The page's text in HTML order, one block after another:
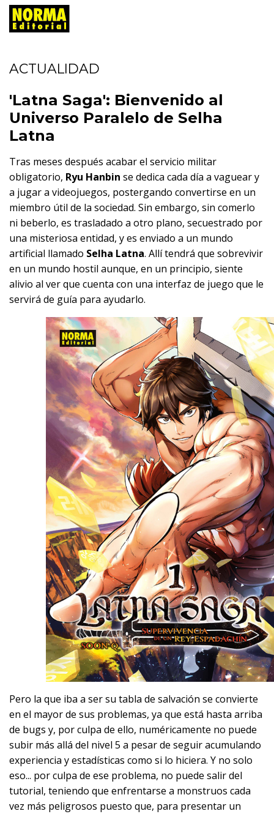
ACTUALIDAD
'Latna Saga': Bienvenido al
Universo Paralelo de Selha
Latna
Tras meses después acabar el servicio militar
obligatorio, Ryu Hanbin se dedica cada día a vaguear y
a jugar a videojuegos, postergando convertirse en un
miembro útil de la sociedad. Sin embargo, sin comerlo
ni beberlo, es trasladado a otro plano, secuestrado por
una misteriosa entidad, y es enviado a un mundo
artificial llamado Selha Latna. Allí tendrá que sobrevivir
en un mundo hostil aunque, en un principio, siente
alivio al ver que cuenta con una interfaz de juego que le
servirá de guía para ayudarlo.
Pero la que iba a ser su tabla de salvación se convierte
en el mayor de sus problemas, ya que está hasta arriba
de bugs y, por culpa de ello, numéricamente no puede
subir más allá del nivel 5 a pesar de seguir acumulando
experiencia y estadísticas como si lo hiciera. Y no solo
eso... por culpa de ese problema, no puede salir del
tutorial, teniendo que enfrentarse a monstruos cada
vez más peligrosos puesto que, para presentar un